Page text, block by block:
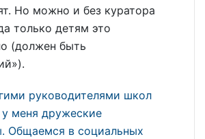
Но можно и без куратора
только детям это
(должен быть
руководителями школ
у меня дружеские
Общаемся в социальных